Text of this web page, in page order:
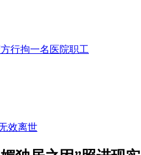
行拘一名医院职工
效离世